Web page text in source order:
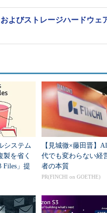
よびストレージハードウェ
システム
を省く
Files」提
【見城徹×藤田晋】
代でも変わらない経
者の本質
PR(FINCHI on GOETHE)